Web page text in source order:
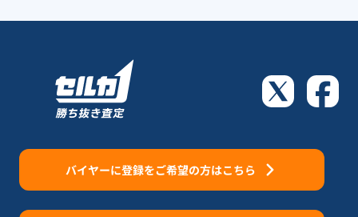
バイヤーに登録をご希望の方はこちら